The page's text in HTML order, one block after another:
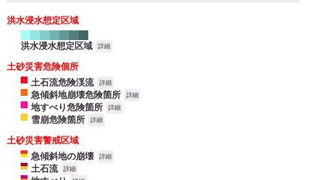
洪水浸水想定区域
洪水浸水想定区域 詳細
土砂災害危険個所
土石流危険渓流
詳細
急傾斜地崩壊危険箇所 詳細
地すべり危険箇所 詳細
雪崩危険箇所 詳細
土砂災害警戒区域
急傾斜地の崩壊
詳細
土石流 詳細